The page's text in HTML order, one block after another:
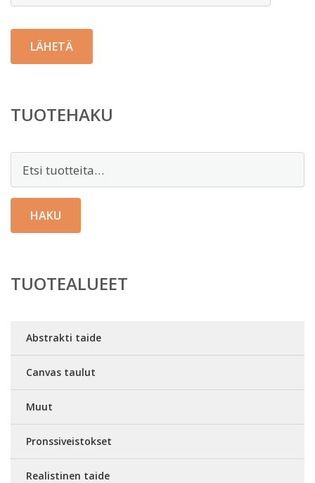
TUOTEHAKU
HAKU
TUOTEALUEET
Abstrakti taide
Canvas taulut
Muut
Pronssiveistokset
Realistinen taide